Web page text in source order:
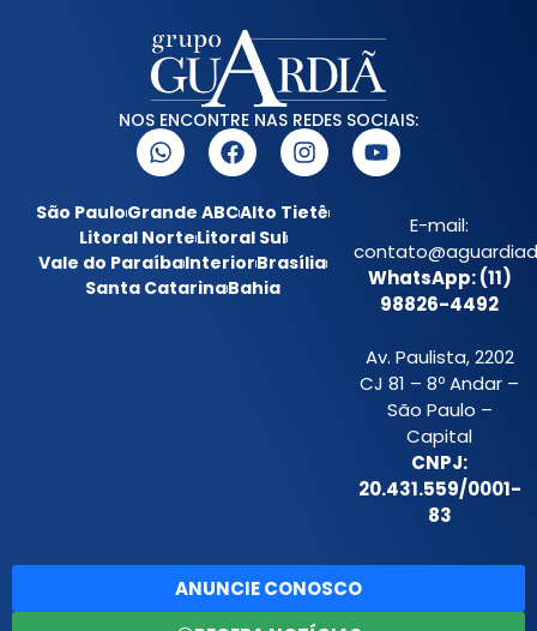
NOS ENCONTRE NAS REDES SOCIAIS:
São PauloGrande ABCAlto Tietê
Litoral NorteLitoral Sul
Vale do ParaíbaInteriorBrasília
Santa CatarinaBahia
E-mail:
WhatsApp: (11)
98826-4492
Av. Paulista, 2202
CJ 81 – 8º Andar –
São Paulo –
Capital
CNPJ:
20.431.559/0001-
83
ANUNCIE CONOSCO